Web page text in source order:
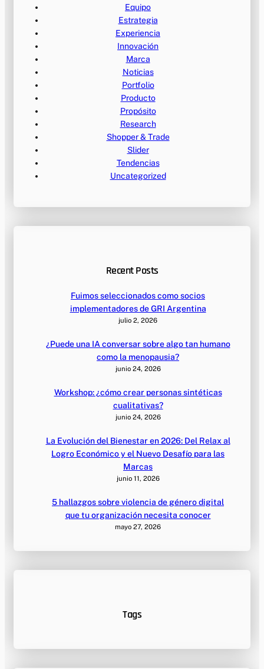
Equipo
Estrategia
Experiencia
Innovación
Marca
Noticias
Portfolio
Producto
Propósito
Research
Shopper & Trade
Slider
Tendencias
Uncategorized
Recent Posts
Fuimos seleccionados como socios
implementadores de GRI Argentina
julio 2, 2026
¿Puede una IA conversar sobre algo tan humano
como la menopausia?
junio 24, 2026
Workshop: ¿cómo crear personas sintéticas
cualitativas?
junio 24, 2026
La Evolución del Bienestar en 2026: Del Relax al
Logro Económico y el Nuevo Desafío para las
Marcas
junio 11, 2026
5 hallazgos sobre violencia de género digital
que tu organización necesita conocer
mayo 27, 2026
Tags